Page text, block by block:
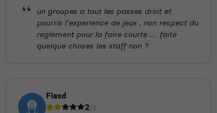
un groupes a tout les passes droit et
pourris l'experience de jeux , non respect du
reglement pour la faire courte .... faite
quelque choses les staff non ?
Flasd
2/5